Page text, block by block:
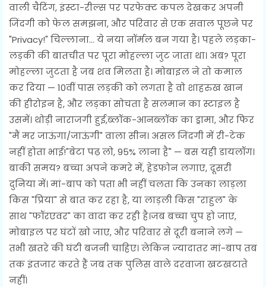
वाली चैटिंग, इंस्टा-रील्स पर परफेक्ट कपल देखकर अपनी
जिंदगी को फेल समझना, और परिवार से एक सवाल पूछने पर
"Privacy!" चिल्लाना… ये नया नॉर्मल बन गया है। पहले लड़का-
लड़की की बातचीत पर पूरा मोहल्ला जुट जाता था। अब? पूरा
मोहल्ला जुटता है जब शव मिलता है। मोबाइल ने तो कमाल
कर दिया — 10वीं पास लड़की को लगता है वो शाहरुख खान
की हीरोइन है, और लड़का सोचता है सलमान का स्टाइल है
उसमें। थोड़ी नाराजगी हुई,ब्लॉक-आनब्लॉक का ड्रामा, और फिर
"मैं मर जाऊंगा/जाऊंगी" वाला सीन। असल जिंदगी में री-टेक
नहीं होता भाई!"बेटा पढ़ लो, 95% लाना है" — बस यही डायलॉग।
बाकी समय? बच्चा अपने कमरे में, हेडफोन लगाए, दूसरी
दुनिया में। मां-बाप को पता भी नहीं चलता कि उनका लाड़ला
किस "प्रिया" से बात कर रहा है, या लाड़ली किस "राहुल" के
साथ "फॉरएवर" का वादा कर रही है।जब बच्चा चुप हो जाए,
मोबाइल पर घंटों खो जाए, और परिवार से दूरी बनाने लगे —
तभी खतरे की घंटी बजनी चाहिए। लेकिन ज्यादातर मां-बाप तब
तक इंतजार करते हैं जब तक पुलिस वाले दरवाजा खटखटाते
नहीं।